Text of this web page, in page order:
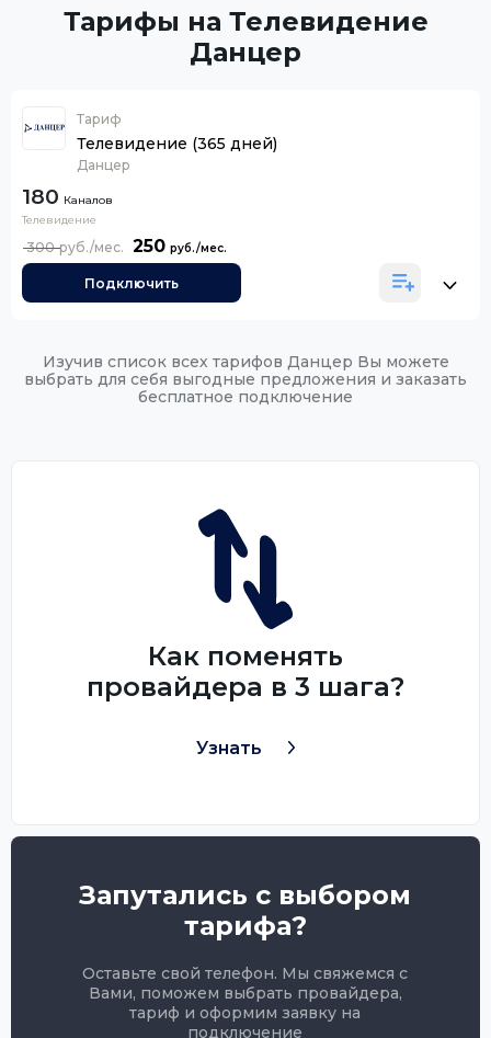
Тарифы на Телевидение
Данцер
Тариф
Телевидение (365 дней)
Данцер
180 Каналов
Телевидение
250
300
Подключить
Изучив список всех тарифов Данцер Вы можете
выбрать для себя выгодные предложения и заказать
бесплатное подключение
Как поменять
провайдера в 3 шага?
Узнать
Запутались с выбором
тарифа?
Оставьте свой телефон. Мы свяжемся с
Вами, поможем выбрать провайдера,
тариф и оформим заявку на
подключение